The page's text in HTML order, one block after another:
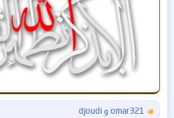
omar321 و djoudi